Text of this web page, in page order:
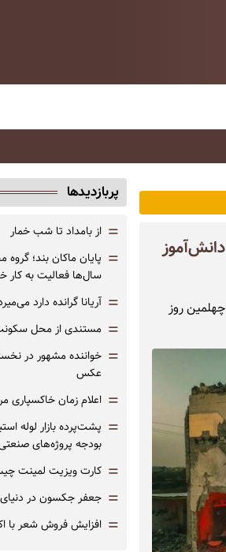
مناسبت چهلمین روز
پربازدیدها
= از بامداد تا شب خمار
= پایان ماکان بند؛
سال‌ها فعالیت به کار
= آریانا گرانده دارد
= مستندی از محل
= خواننده مشهور در
عکس
= اعلام زمان خاکسپاری
=
بودجه پروژه‌های
= کارت ویزیت لمینت
= جعفر جکسون در دنیای
= افزایش فروش شعر با